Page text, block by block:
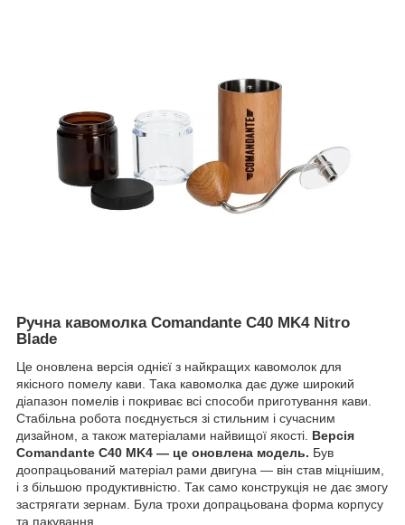
Ручна кавомолка Comandante C40 MK4 Nitro
Blade
Це оновлена версія однієї з найкращих кавомолок для
якісного помелу кави. Така кавомолка дає дуже широкий
діапазон помелів і покриває всі способи приготування кави.
Стабільна робота поєднується зі стильним і сучасним
дизайном, а також матеріалами найвищої якості. Версія
Comandante C40 MK4 — це оновлена модель. Був
доопрацьований матеріал рами двигуна — він став міцнішим,
і з більшою продуктивністю. Так само конструкція не дає змогу
застрягати зернам. Була трохи допрацьована форма корпусу
та пакування.